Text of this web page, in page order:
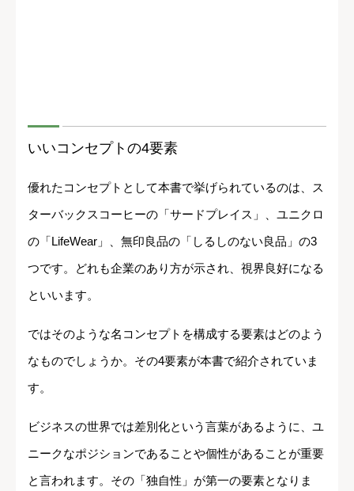
いいコンセプトの4要素
優れたコンセプトとして本書で挙げられているのは、ス
ターバックスコーヒーの「サードプレイス」、ユニクロ
の「LifeWear」、無印良品の「しるしのない良品」の3
つです。どれも企業のあり方が示され、視界良好になる
といいます。
ではそのような名コンセプトを構成する要素はどのよう
なものでしょうか。その4要素が本書で紹介されていま
す。
ビジネスの世界では差別化という言葉があるように、ユ
ニークなポジションであることや個性があることが重要
と言われます。その「独自性」が第一の要素となりま